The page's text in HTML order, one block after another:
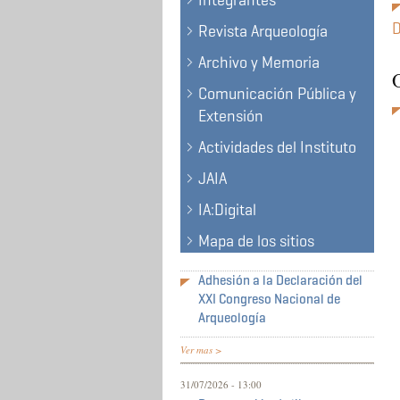
Revista Arqueología
Archivo y Memoria
Comunicación Pública y
Extensión
Actividades del Instituto
JAIA
IA:Digital
Mapa de los sitios
Adhesión a la Declaración del
XXI Congreso Nacional de
Arqueología
Ver mas >
31/07/2026 - 13:00